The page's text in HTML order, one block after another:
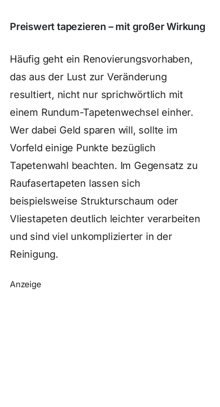
Preiswert tapezieren – mit großer Wirkung
Häufig geht ein Renovierungsvorhaben,
das aus der Lust zur Veränderung
resultiert, nicht nur sprichwörtlich mit
einem Rundum-Tapetenwechsel einher.
Wer dabei Geld sparen will, sollte im
Vorfeld einige Punkte bezüglich
Tapetenwahl beachten. Im Gegensatz zu
Raufasertapeten lassen sich
beispielsweise Strukturschaum oder
Vliestapeten deutlich leichter verarbeiten
und sind viel unkomplizierter in der
Reinigung.
Anzeige